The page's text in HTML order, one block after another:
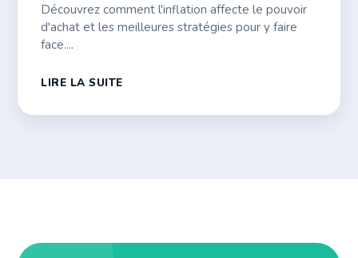
Découvrez comment l'inflation affecte le pouvoir
d'achat et les meilleures stratégies pour y faire
face....
LIRE LA SUITE